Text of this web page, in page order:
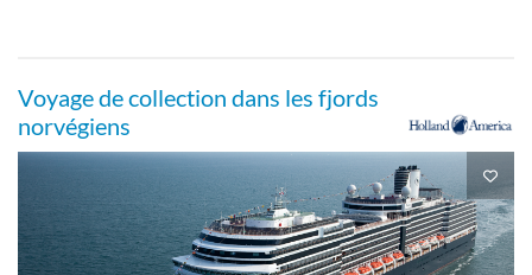
Pont principal
Voyage de collection dans les fjords
norvégiens